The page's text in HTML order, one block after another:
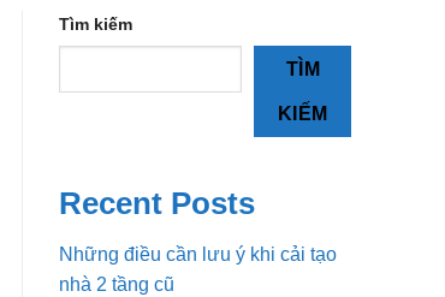
Tìm kiếm
TÌM
KIẾM
Recent Posts
Những điều cần lưu ý khi cải tạo
nhà 2 tầng cũ